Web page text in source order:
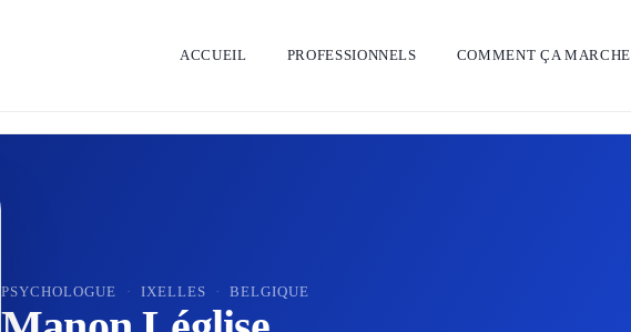
ACCUEIL PROFESSIONNELS COMMENT ÇA MARCHE
PSYCHOLOGUE · IXELLES · BELGIQUE